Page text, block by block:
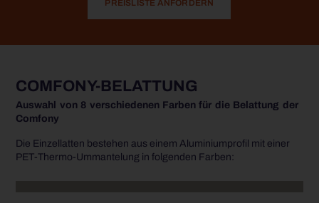
PREISLISTE ANFORDERN
COMFONY-BELATTUNG
Auswahl von 8 verschiedenen Farben für die Belattung der
Comfony
Die Einzellatten bestehen aus einem Aluminiumprofil mit einer
PET-Thermo-Ummantelung in folgenden Farben: